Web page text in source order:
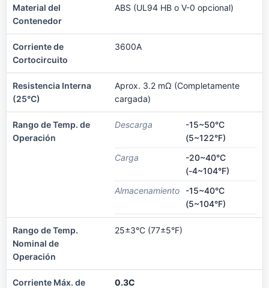
Material del
Contenedor
ABS (UL94 HB o V-0 opcional)
Corriente de
Cortocircuito
3600A
Resistencia Interna
(25°C)
Aprox. 3.2 mΩ (Completamente
cargada)
Rango de Temp. de
Operación
Descarga
-15~50°C
(5~122°F)
Carga
-20~40°C
(-4~104°F)
Almacenamiento
-15~40°C
(5~104°F)
Rango de Temp.
Nominal de
Operación
25±3°C (77±5°F)
Corriente Máx. de
0.3C